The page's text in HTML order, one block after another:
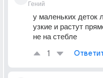
Гений
у маленьких деток
узкие и растут
не на стебле
1